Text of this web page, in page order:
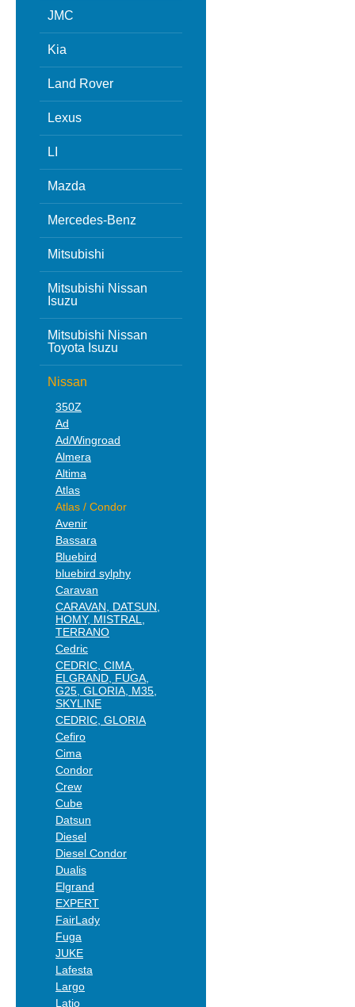
JMC
Kia
Land Rover
Lexus
LI
Mazda
Mercedes-Benz
Mitsubishi
Mitsubishi Nissan
Isuzu
Mitsubishi Nissan
Toyota Isuzu
Nissan
350Z
Ad
Ad/Wingroad
Almera
Altima
Atlas
Atlas / Condor
Avenir
Bassara
Bluebird
bluebird sylphy
Caravan
CARAVAN, DATSUN,
HOMY, MISTRAL,
TERRANO
Cedric
CEDRIC, CIMA,
ELGRAND, FUGA,
G25, GLORIA, M35,
SKYLINE
CEDRIC, GLORIA
Cefiro
Cima
Condor
Crew
Cube
Datsun
Diesel
Diesel Condor
Dualis
Elgrand
EXPERT
FairLady
Fuga
JUKE
Lafesta
Largo
Latio